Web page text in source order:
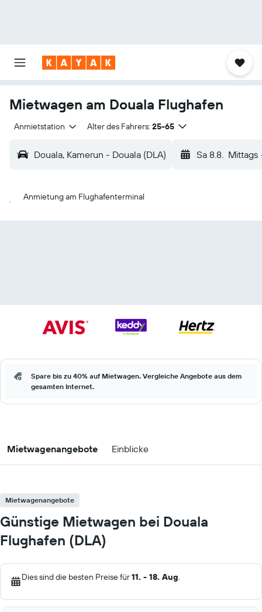
Mietwagen am Douala Flughafen
Anmietstation Alter des Fahrers: 25-65
Douala, Kamerun - Douala (DLA) Sa 8.8. Mittags
Anmietung am Flughafenterminal
Spare bis zu 40% auf Mietwagen. Vergleiche Angebote aus dem
gesamten Internet.
Mietwagenangebote Einblicke
Mietwagenangebote
Günstige Mietwagen bei Douala
Flughafen (DLA)
Dies sind die besten Preise für11. - 18. Aug.